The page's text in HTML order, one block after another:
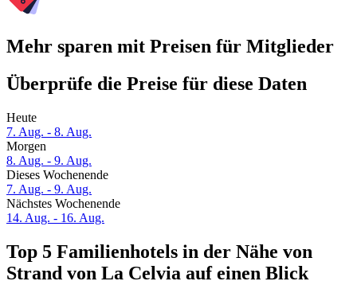
Mehr sparen mit Preisen für Mitglieder
Überprüfe die Preise für diese Daten
Heute
7. Aug. - 8. Aug.
Morgen
8. Aug. - 9. Aug.
Dieses Wochenende
7. Aug. - 9. Aug.
Nächstes Wochenende
14. Aug. - 16. Aug.
Top 5 Familienhotels in der Nähe von
Strand von La Celvia auf einen Blick